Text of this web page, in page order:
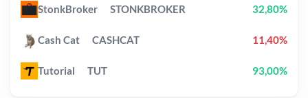
StonkBroker STONKBROKER 32,80%
Cash Cat CASHCAT 11,40%
Tutorial TUT 93,00%